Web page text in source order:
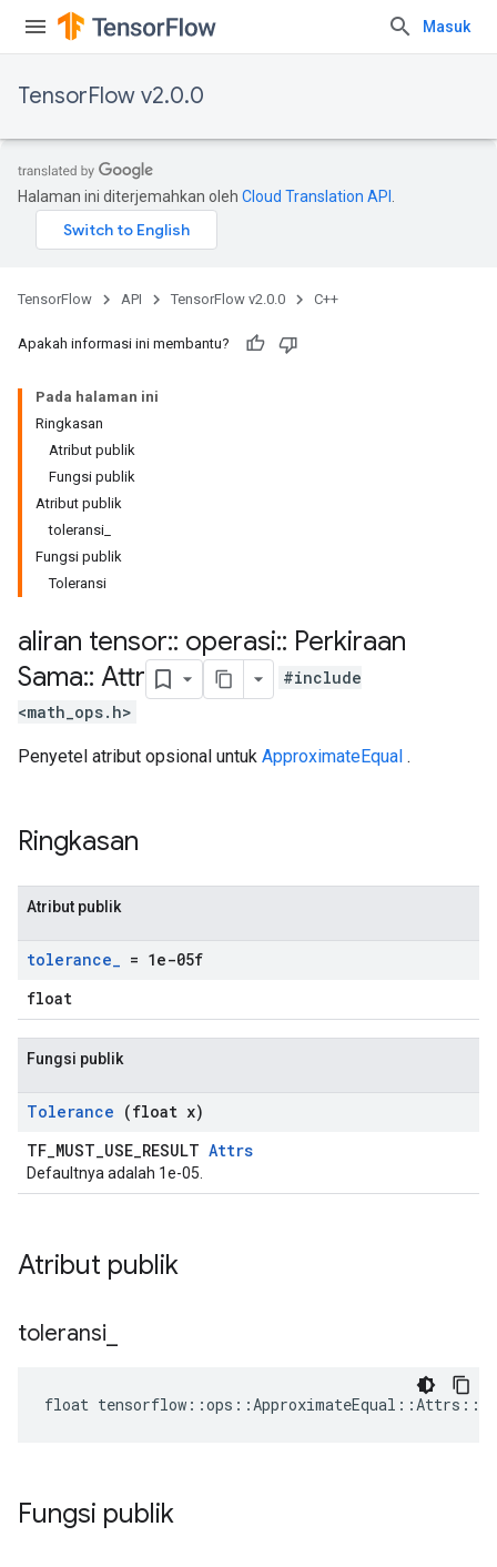
Masuk
TensorFlow v2.0.0
Halaman ini diterjemahkan oleh Cloud Translation API
TensorFlow API TensorFlow v2.0.0 C++
Apakah informasi ini membantu?
Pada halaman ini
Ringkasan
Atribut publik
Fungsi publik
Atribut publik
toleransi_
Fungsi publik
Toleransi
aliran tensor:: operasi:: Perkiraan
Sama:: Attr
#include
<math_ops.h>
Penyetel atribut opsional untuk ApproximateEqual .
Ringkasan
Atribut publik
tolerance_ = 1e-05f
float
Fungsi publik
Tolerance (float x)
TF_MUST_USE_RESULT Attrs
Defaultnya adalah 1e-05.
Atribut publik
toleransi
float
Fungsi publik